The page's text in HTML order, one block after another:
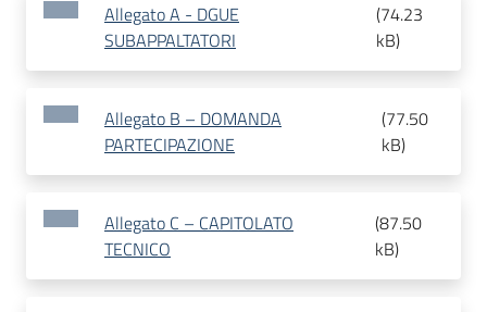
Allegato A - DGUE
SUBAPPALTATORI
(74.23
kB)
Allegato B – DOMANDA
PARTECIPAZIONE
(77.50
kB)
Allegato C – CAPITOLATO
TECNICO
(87.50
kB)